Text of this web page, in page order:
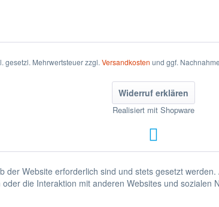
gesetzl. Mehrwertsteuer zzgl. Versandkosten und ggf.
Widerruf erklären
Realisiert mit Shopware
der Website erforderlich sind und stets gesetzt
die Interaktion mit anderen Websites und sozialen